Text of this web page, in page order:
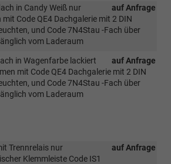
auf Anfrage
in Candy Weiß nur
Code QE4 Dachgalerie mit 2 DIN
und Code 7N4Stau -Fach über
vom Laderaum
auf Anfrage
in Wagenfarbe lackiert
mit Code QE4 Dachgalerie mit 2 DIN
und Code 7N4Stau -Fach über
vom Laderaum
auf Anfrage
Trennrelais nur
Klemmleiste Code IS1